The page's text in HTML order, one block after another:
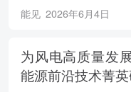
能见 2026年6月4日
为风电高质量发
能源前沿技术菁